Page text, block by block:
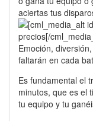
aciertas tus
Emoción,
faltarán en cada
Es fundamental el
minutos, que es el
tu equipo y tu